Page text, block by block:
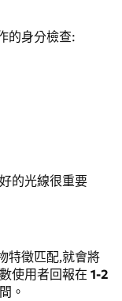
的身分檢查:
的光線很重要
特徵匹配,就會將
使用者回報在 1-2
。